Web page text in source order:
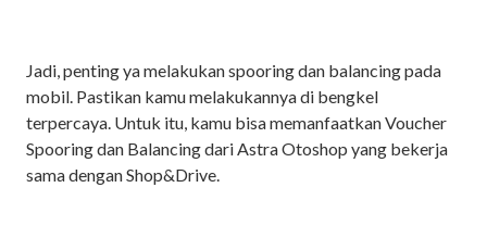
Jadi, penting ya melakukan spooring dan balancing pada
mobil. Pastikan kamu melakukannya di bengkel
terpercaya. Untuk itu, kamu bisa memanfaatkan Voucher
Spooring dan Balancing dari Astra Otoshop yang bekerja
sama dengan Shop&Drive.